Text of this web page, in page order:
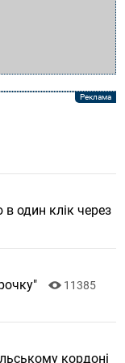
один клік через
11385
кордоні